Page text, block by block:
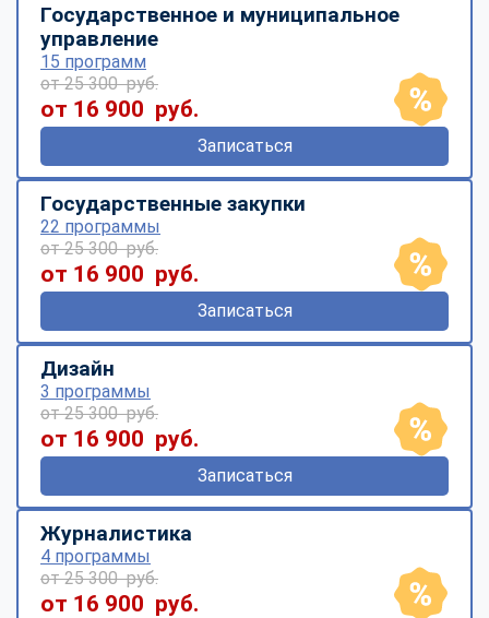
Государственное и муниципальное
управление
15 программ
от 25 300 руб.
от 16 900 руб.
Записаться
Государственные закупки
22 программы
от 25 300 руб.
от 16 900 руб.
Записаться
Дизайн
3 программы
от 25 300 руб.
от 16 900 руб.
Записаться
Журналистика
4 программы
от 25 300 руб.
от 16 900 руб.